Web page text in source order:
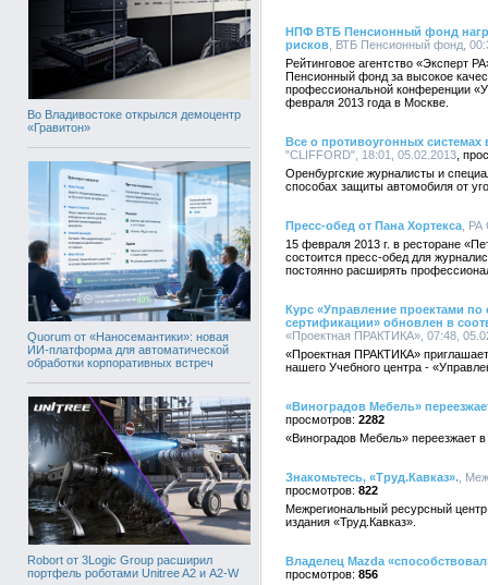
Во Владивостоке открылся демоцентр
«Гравитон»
Quorum от «Наносемантики»: новая
ИИ-платформа для автоматической
обработки корпоративных встреч
Robort от 3Logic Group расширил
портфель роботами Unitree A2 и A2-W
НПФ ВТБ Пенсионный фонд
рисков , ВТБ Пенсионный фонд,
Рейтинговое агентство «Эксперт
Пенсионный фонд за высокое
профессиональной конференции
февраля 2013 года в Москве.
Все о противоугонных
"CLIFFORD", 18:01, 05.02.2013
Оренбургские журналисты и
способах защиты автомобиля от
Пресс-обед от Пана Хортекса ,
15 февраля 2013 г. в ресторане
состоится пресс-обед для
постоянно расширять
Курс «Управление проектами по
сертификации» обновлен в
«Проектная ПРАКТИКА», 07:48,
«Проектная ПРАКТИКА»
нашего Учебного центра -
«Виноградов Мебель»
2282
«Виноградов Мебель» переезжает
Знакомьтесь, «Труд.Кавказ». ,
822
Межрегиональный ресурсный
издания «Труд.Кавказ».
Владелец Mazda
856